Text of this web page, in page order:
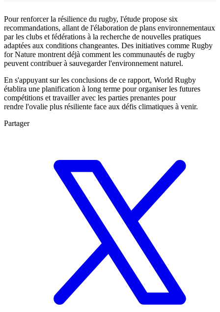
Pour renforcer la résilience du rugby, l'étude propose six
recommandations, allant de l'élaboration de plans environnementaux
par les clubs et fédérations à la recherche de nouvelles pratiques
adaptées aux conditions changeantes. Des initiatives comme Rugby
for Nature montrent déjà comment les communautés de rugby
peuvent contribuer à sauvegarder l'environnement naturel.
En s'appuyant sur les conclusions de ce rapport, World Rugby
établira une planification à long terme pour organiser les futures
compétitions et travailler avec les parties prenantes pour
rendre l'ovalie plus résiliente face aux défis climatiques à venir.
Partager